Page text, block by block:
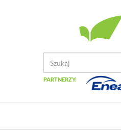
PARTNERZY: